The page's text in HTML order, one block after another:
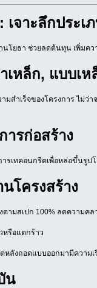
เจาะลึกประ
โยธา ช่วยลดต้นทุน เพิ่มค
เหล็ก, แบบเ
สำเร็จของโครงการ ไ
ารก่อสร้าง
เทคอนกรีตเพื่อหล่อขึ้น
โครงสร้าง
มสเปก 100% ลดความคล
หรือแตกร้าว
งถอดแบบออกมามีความเ
น